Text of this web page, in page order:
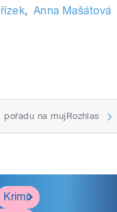
, Anna Mašátová
na mujRozhlas
Krimi